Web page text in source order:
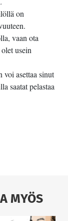
on
vaan ota
usein
voi asettaa sinut
saatat pelastaa
MYÖS